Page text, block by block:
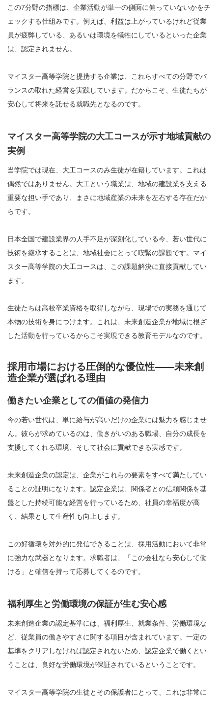
この7分野の指標は、企業活動が単一の側面に偏っていないかをチ
ェックする仕組みです。例えば、利益は上がっているけれど従業
員が疲弊している、あるいは環境を犠牲にしているといった企業
は、認定されません。
マイスター高等学院と提携する企業は、これらすべての分野でバ
ランスの取れた経営を実践しています。だからこそ、生徒たちが
安心して将来を託せる就職先となるのです。
マイスター高等学院の大工コースが示す地域貢献の
実例
当学院では現在、大工コースのみ生徒が在籍しています。これは
偶然ではありません。大工という職業は、地域の建設業を支える
重要な担い手であり、まさに地域産業の未来を左右する存在だか
らです。
日本全国で建設業界の人手不足が深刻化している今、若い世代に
技術を継承することは、地域社会にとって喫緊の課題です。マイ
スター高等学院の大工コースは、この課題解決に直接貢献してい
ます。
生徒たちは高校卒業資格を取得しながら、現場での実務を通じて
本物の技術を身につけます。これは、未来創造企業が地域に根ざ
した活動を行っているからこそ実現できる教育モデルなのです。
採用市場における圧倒的な優位性――未来創
造企業が選ばれる理由
働きたい企業としての価値の発信力
今の若い世代は、単に給与が高いだけの企業には魅力を感じませ
ん。彼らが求めているのは、働きがいのある職場、自分の成長を
支援してくれる環境、そして社会に貢献できる実感です。
未来創造企業の認定は、企業がこれらの要素をすべて満たしてい
ることの証明になります。認定企業は、関係者との信頼関係を基
盤とした持続可能な経営を行っているため、社員の幸福度が高
く、結果として生産性も向上します。
この好循環を対外的に発信できることは、採用活動において非常
に強力な武器となります。求職者は、「この会社なら安心して働
ける」と確信を持って応募してくるのです。
福利厚生と労働環境の保証が生む安心感
未来創造企業の認定基準には、福利厚生、就業条件、労働環境な
ど、従業員の働きやすさに関する項目が含まれています。一定の
基準をクリアしなければ認定されないため、認定企業で働くとい
うことは、良好な労働環境が保証されているということです。
マイスター高等学院の生徒とその保護者にとって、これは非常に